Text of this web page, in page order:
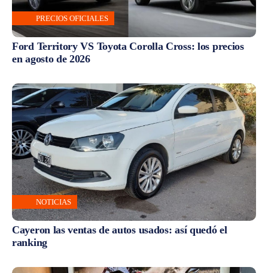
PRECIOS OFICIALES
Ford Territory VS Toyota Corolla Cross: los precios
en agosto de 2026
NOTICIAS
Cayeron las ventas de autos usados: así quedó el
ranking